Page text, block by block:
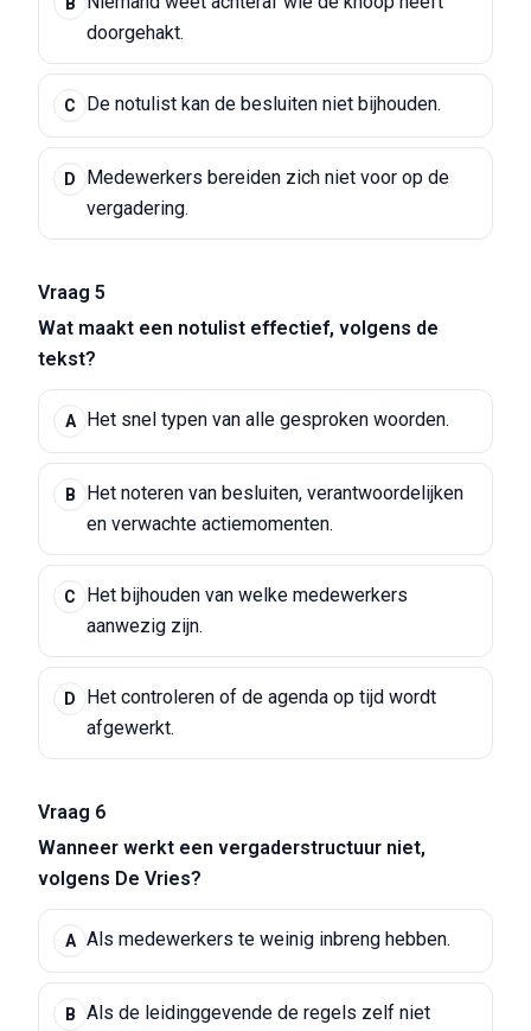
doorgehakt.
C De notulist kan de besluiten niet bijhouden.
D
Medewerkers bereiden zich niet voor op de
vergadering.
Vraag 5
Wat maakt een notulist effectief, volgens de
tekst?
A Het snel typen van alle gesproken woorden.
B
Het noteren van besluiten, verantwoordelijken
en verwachte actiemomenten.
C
Het bijhouden van welke medewerkers
aanwezig zijn.
D
Het controleren of de agenda op tijd wordt
afgewerkt.
Vraag 6
Wanneer werkt een vergaderstructuur niet,
volgens De Vries?
A Als medewerkers te weinig inbreng hebben.
B
Als de leidinggevende de regels zelf niet